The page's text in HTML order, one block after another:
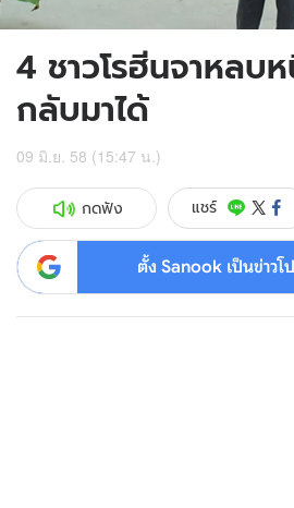
4 ชาวโรฮีนจาหลบ
กลับมาได้
09 มิ.ย. 58 (15:47 น.)
กดฟัง แชร์
ตั้ง Sanook เป็นข่าว